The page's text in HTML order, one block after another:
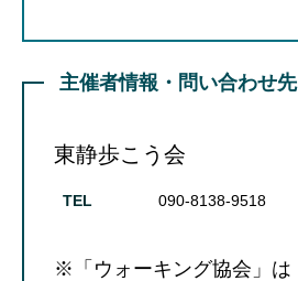
主催者情報・問い合わせ先
東静歩こう会
TEL 090-8138-9518
※「ウォーキング協会」は